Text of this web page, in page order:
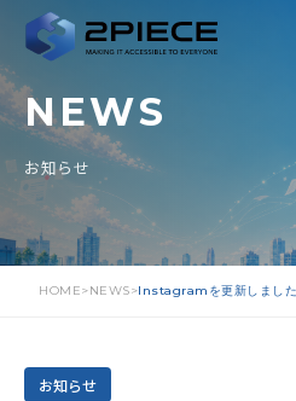
NEWS
お知らせ
HOME NEWS Instagramを更新しました
お知らせ